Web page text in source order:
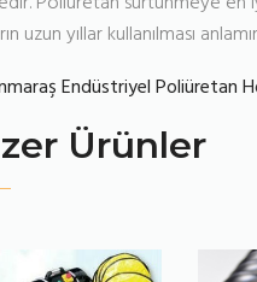
uzun yıllar kullanılması
Endüstriyel Poliüretan
Ürünler